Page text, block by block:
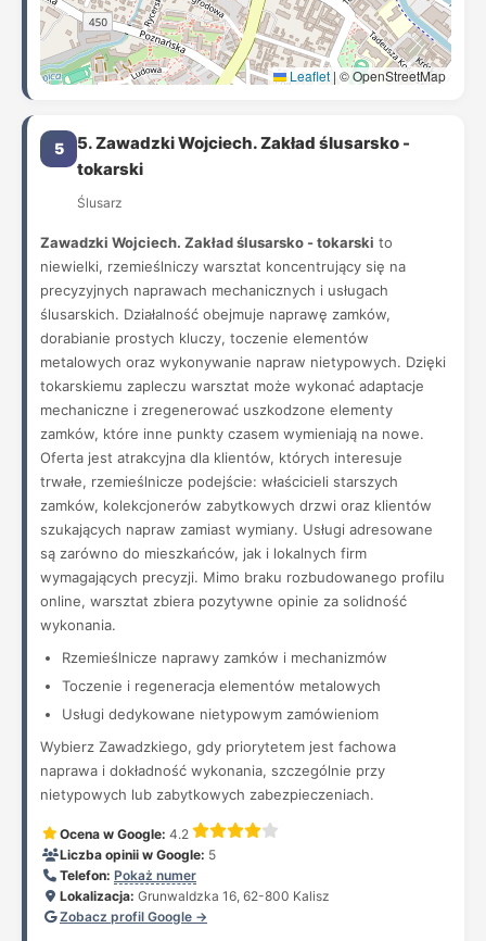
Leaflet | © OpenStreetMap
5
5. Zawadzki Wojciech. Zakład ślusarsko -
tokarski
Ślusarz
Zawadzki Wojciech. Zakład ślusarsko - tokarski to
niewielki, rzemieślniczy warsztat koncentrujący się na
precyzyjnych naprawach mechanicznych i usługach
ślusarskich. Działalność obejmuje naprawę zamków,
dorabianie prostych kluczy, toczenie elementów
metalowych oraz wykonywanie napraw nietypowych. Dzięki
tokarskiemu zapleczu warsztat może wykonać adaptacje
mechaniczne i zregenerować uszkodzone elementy
zamków, które inne punkty czasem wymieniają na nowe.
Oferta jest atrakcyjna dla klientów, których interesuje
trwałe, rzemieślnicze podejście: właścicieli starszych
zamków, kolekcjonerów zabytkowych drzwi oraz klientów
szukających napraw zamiast wymiany. Usługi adresowane
są zarówno do mieszkańców, jak i lokalnych firm
wymagających precyzji. Mimo braku rozbudowanego profilu
online, warsztat zbiera pozytywne opinie za solidność
wykonania.
Rzemieślnicze naprawy zamków i mechanizmów
Toczenie i regeneracja elementów metalowych
Usługi dedykowane nietypowym zamówieniom
Wybierz Zawadzkiego, gdy priorytetem jest fachowa
naprawa i dokładność wykonania, szczególnie przy
nietypowych lub zabytkowych zabezpieczeniach.
Ocena w Google: 4.2
Liczba opinii w Google: 5
Telefon: Pokaż numer
Lokalizacja: Grunwaldzka 16, 62-800 Kalisz
Zobacz profil Google →